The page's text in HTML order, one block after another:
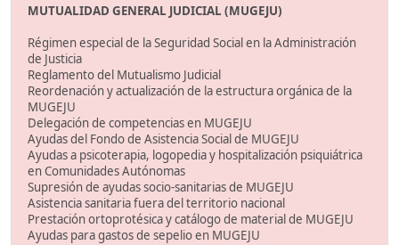
MUTUALIDAD GENERAL JUDICIAL (MUGEJU)
Régimen especial de la Seguridad Social en la Administración
de Justicia
Reglamento del Mutualismo Judicial
Reordenación y actualización de la estructura orgánica de la
MUGEJU
Delegación de competencias en MUGEJU
Ayudas del Fondo de Asistencia Social de MUGEJU
Ayudas a psicoterapia, logopedia y hospitalización psiquiátrica
en Comunidades Autónomas
Supresión de ayudas socio-sanitarias de MUGEJU
Asistencia sanitaria fuera del territorio nacional
Prestación ortoprotésica y catálogo de material de MUGEJU
Ayudas para gastos de sepelio en MUGEJU